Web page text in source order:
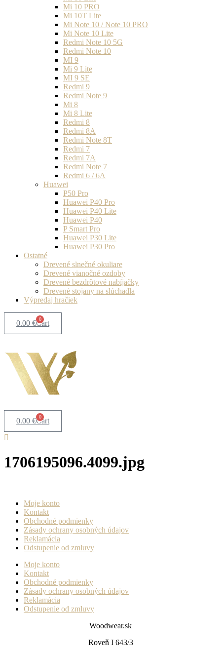
Mi 10 PRO
Mi 10T Lite
Mi Note 10 / Note 10 PRO
Mi Note 10 Lite
Redmi Note 10 5G
Redmi Note 10
MI 9
Mi 9 Lite
MI 9 SE
Redmi 9
Redmi Note 9
Mi 8
Mi 8 Lite
Redmi 8
Redmi 8A
Redmi Note 8T
Redmi 7
Redmi 7A
Redmi Note 7
Redmi 6 / 6A
Huawei
P50 Pro
Huawei P40 Pro
Huawei P40 Lite
Huawei P40
P Smart Pro
Huawei P30 Lite
Huawei P30 Pro
Ostatné
Drevené slnečné okuliare
Drevené vianočné ozdoby
Drevené bezdrôtové nabíjačky
Drevené stojany na slúchadla
Výpredaj hračiek
0.00 € 0
Cart
0.00 € 0
Cart
1706195096.4099.jpg
Moje konto
Kontakt
Obchodné podmienky
Zásady ochrany osobných údajov
Reklamácia
Odstupenie od zmluvy
Moje konto
Kontakt
Obchodné podmienky
Zásady ochrany osobných údajov
Reklamácia
Odstupenie od zmluvy
Woodwear.sk
Roveň I 643/3